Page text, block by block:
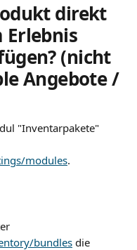
direkt
Erlebnis
(nicht
Angebote /
"Inventarpakete"
modules.
bundles die